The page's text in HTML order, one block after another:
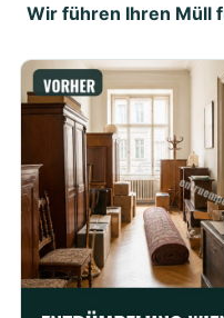
Wir führen Ihren Müll